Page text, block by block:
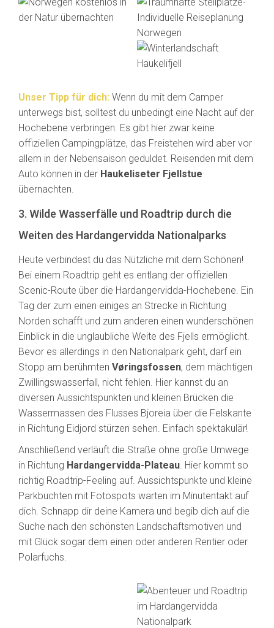
Unser Tipp für dich: Wenn du mit dem Camper
unterwegs bist, solltest du unbedingt eine Nacht auf der
Hochebene verbringen. Es gibt hier zwar keine
offiziellen Campingplätze, das Freistehen wird aber vor
allem in der Nebensaison geduldet. Reisenden mit dem
Auto können in der Haukeliseter Fjellstue
übernachten.
3. Wilde Wasserfälle und Roadtrip durch die
Weiten des Hardangervidda Nationalparks
Heute verbindest du das Nützliche mit dem Schönen!
Bei einem Roadtrip geht es entlang der offiziellen
Scenic-Route über die Hardangervidda-Hochebene. Ein
Tag der zum einen einiges an Strecke in Richtung
Norden schafft und zum anderen einen wunderschönen
Einblick in die unglaubliche Weite des Fjells ermöglicht.
Bevor es allerdings in den Nationalpark geht, darf ein
Stopp am berühmten Vøringsfossen, dem mächtigen
Zwillingswasserfall, nicht fehlen. Hier kannst du an
diversen Aussichtspunkten und kleinen Brücken die
Wassermassen des Flusses Bjoreia über die Felskante
in Richtung Eidjord stürzen sehen. Einfach spektakulär!
Anschließend verläuft die Straße ohne große Umwege
in Richtung Hardangervidda-Plateau. Hier kommt so
richtig Roadtrip-Feeling auf. Aussichtspunkte und kleine
Parkbuchten mit Fotospots warten im Minutentakt auf
dich. Schnapp dir deine Kamera und begib dich auf die
Suche nach den schönsten Landschaftsmotiven und
mit Glück sogar dem einen oder anderen Rentier oder
Polarfuchs.